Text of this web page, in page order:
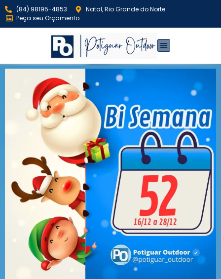
(84) 98195-4853
Natal, Rio Grande do Norte
Peça seu Orçamento